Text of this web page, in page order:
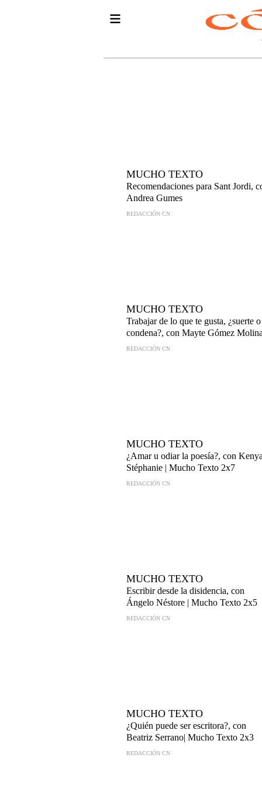
MUCHO TEXTO
Recomendaciones para Sant Jordi,
Andrea Gumes
REDACCIÓN CN
MUCHO TEXTO
Trabajar de lo que te gusta, ¿suerte o
condena?, con Mayte Gómez
REDACCIÓN CN
MUCHO TEXTO
¿Amar u odiar la poesía?, con
Stéphanie | Mucho Texto 2x7
REDACCIÓN CN
MUCHO TEXTO
Escribir desde la disidencia, con
Ángelo Néstore | Mucho Texto 2x5
REDACCIÓN CN
MUCHO TEXTO
¿Quién puede ser escritora?, con
Beatriz Serrano| Mucho Texto 2x3
REDACCIÓN CN